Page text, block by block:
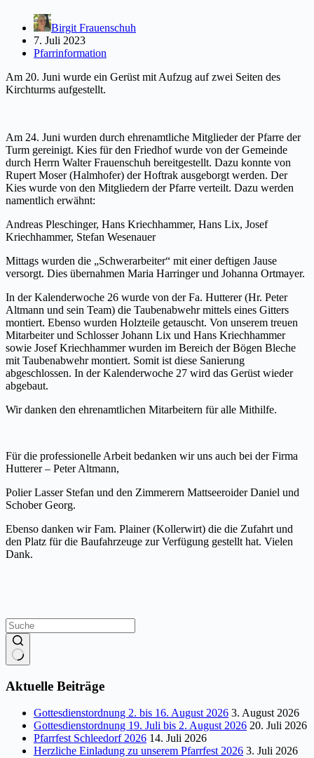
Birgit Frauenschuh
7. Juli 2023
Pfarrinformation
Am 20. Juni wurde ein Gerüst mit Aufzug auf zwei Seiten des
Kirchturms aufgestellt.
Am 24. Juni wurden durch ehrenamtliche Mitglieder der Pfarre der
Turm gereinigt. Kies für den Friedhof wurde von der Gemeinde
durch Herrn Walter Frauenschuh bereitgestellt. Dazu konnte von
Rupert Moser (Halmhofer) der Hoftrak ausgeborgt werden. Der
Kies wurde von den Mitgliedern der Pfarre verteilt. Dazu werden
namentlich erwähnt:
Andreas Pleschinger, Hans Kriechhammer, Hans Lix, Josef
Kriechhammer, Stefan Wesenauer
Mittags wurden die „Schwerarbeiter“ mit einer deftigen Jause
versorgt. Dies übernahmen Maria Harringer und Johanna Ortmayer.
In der Kalenderwoche 26 wurde von der Fa. Hutterer (Hr. Peter
Altmann und sein Team) die Taubenabwehr mittels eines Gitters
montiert. Ebenso wurden Holzteile getauscht. Von unserem treuen
Mitarbeiter und Schlosser Johann Lix und Hans Kriechhammer
sowie Josef Kriechhammer wurden im Bereich der Bögen Bleche
mit Taubenabwehr montiert. Somit ist diese Sanierung
abgeschlossen. In der Kalenderwoche 27 wird das Gerüst wieder
abgebaut.
Wir danken den ehrenamtlichen Mitarbeitern für alle Mithilfe.
Für die professionelle Arbeit bedanken wir uns auch bei der Firma
Hutterer – Peter Altmann,
Polier Lasser Stefan und den Zimmerern Mattseeroider Daniel und
Schober Georg.
Ebenso danken wir Fam. Plainer (Kollerwirt) die die Zufahrt und
den Platz für die Baufahrzeuge zur Verfügung gestellt hat. Vielen
Dank.
Ergebnisse
Aktuelle Beiträge
Gottesdienstordnung 2. bis 16. August 2026 3. August 2026
Gottesdienstordnung 19. Juli bis 2. August 2026 20. Juli 2026
Pfarrfest Schleedorf 2026 14. Juli 2026
Herzliche Einladung zu unserem Pfarrfest 2026 3. Juli 2026